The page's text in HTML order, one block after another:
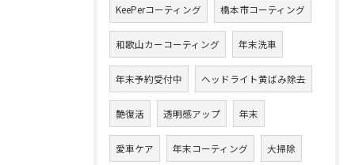
KeePerコーティング 橋本市コーティング
和歌山カーコーティング 年末洗車
年末予約受付中 ヘッドライト黄ばみ除去
艶復活 透明感アップ 年末
愛車ケア 年末コーティング 大掃除